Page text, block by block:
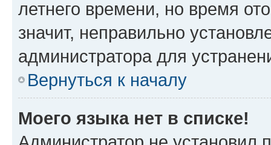
летнего времени, но время
значит, неправильно
администратора для
Вернуться к началу
Моего языка нет в списке!